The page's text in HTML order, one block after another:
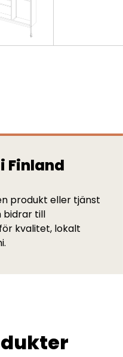
Finland
produkt eller tjänst
bidrar till
kvalitet, lokalt